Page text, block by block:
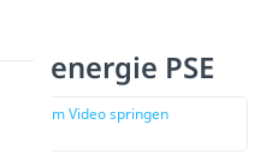
PSE
Stelle im Video springen